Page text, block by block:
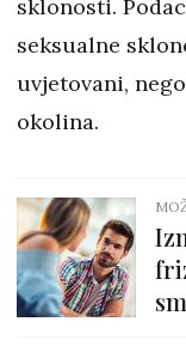
sklonosti.
seksualne
uvjetovani,
okolina.